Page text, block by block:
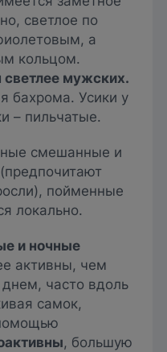
светлое по
а
кольцом.
мужских.
бахрома. Усики у
– пильчатые.
смешанные и
пойменные
локально.
и ночные
активны, чем
часто вдоль
самок,
, большую